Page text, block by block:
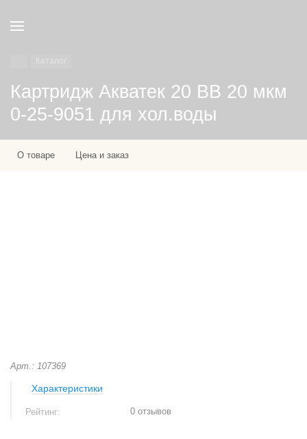
Картридж Акватек 20 BB 20 мкм
0-25-9051 для хол.воды
О товаре Цена и заказ
Арт.: 107369
Характеристики
Рейтинг: 0 отзывов